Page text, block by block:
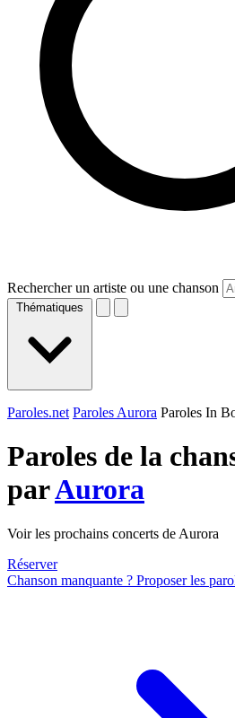
Rechercher un artiste ou une chanson
Thématiques
Paroles.net Paroles Aurora Paroles In
Paroles de la
parAurora
Voir les prochains concerts de Aurora
Réserver
Chanson manquante ? Proposer les